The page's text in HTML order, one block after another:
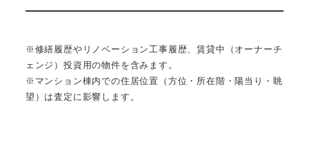
※修繕履歴やリノベーション工事履歴、賃貸中（オーナーチ
ェンジ）投資用の物件を含みます。
※マンション棟内での住居位置（方位・所在階・陽当り・眺
望）は査定に影響します。